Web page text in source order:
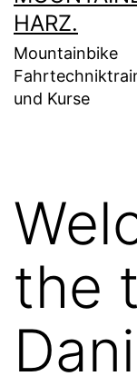
HARZ.
Mountainbike
und Kurse
the